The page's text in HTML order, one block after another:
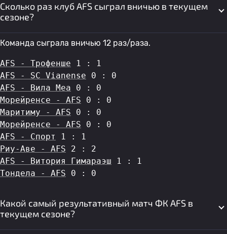
Сколько раз клуб AFS сыграл вничью в текущем
сезоне?
Команда сыграла вничью 12 раз/раза.
AFS - Трофенше 1 : 1
AFS - SC Vianense 0 : 0
AFS - Вила Меа 0 : 0
Морейренсе - AFS 0 : 0
Маритиму - AFS 0 : 0
Морейренсе - AFS 0 : 0
AFS - Спорт
1 : 1
Риу-Аве - AFS 2 : 2
AFS - Витория Гимараэш 1 : 1
Тондела - AFS 0 : 0
Какой самый результативный матч ФК AFS в
текущем сезоне?